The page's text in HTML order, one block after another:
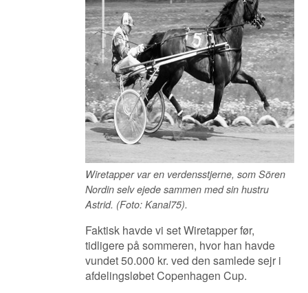
Wiretapper var en verdensstjerne, som Sören
Nordin selv ejede sammen med sin hustru
Astrid. (Foto: Kanal75).
Faktisk havde vi set Wiretapper før,
tidligere på sommeren, hvor han havde
vundet 50.000 kr. ved den samlede sejr i
afdelingsløbet Copenhagen Cup.